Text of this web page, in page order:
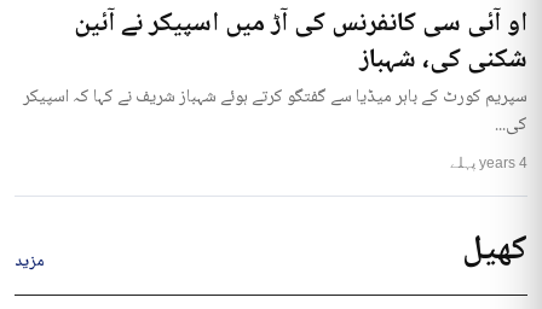
او آئی سی کانفرنس کی آڑ میں اسپیکر نے آئین
شکنی کی، شہباز
سپریم کورٹ کے باہر میڈیا سے گفتگو کرتے ہوئے شہباز شریف نے کہا کہ اسپیکر
کی...
4 years پہلے
کھیل مزید